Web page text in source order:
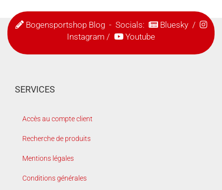
Bogensportshop Blog- Socials: Bluesky/
Instagram / Youtube
SERVICES
Accès au compte client
Recherche de produits
Mentions légales
Conditions générales